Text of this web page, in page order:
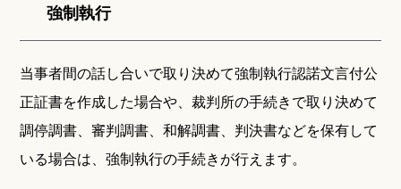
強制執行
当事者間の話し合いで取り決めて強制執行認諾文言付公
正証書を作成した場合や、裁判所の手続きで取り決めて
調停調書、審判調書、和解調書、判決書などを保有して
いる場合は、強制執行の手続きが行えます。